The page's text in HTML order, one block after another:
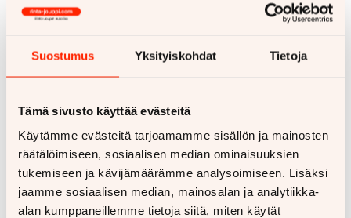
Suostumus Yksityiskohdat Tietoja
Tämä sivusto käyttää evästeitä
Käytämme evästeitä tarjoamamme sisällön ja mainosten
räätälöimiseen, sosiaalisen median ominaisuuksien
tukemiseen ja kävijämäärämme analysoimiseen. Lisäksi
jaamme sosiaalisen median, mainosalan ja analytiikka-
alan kumppaneillemme tietoja siitä, miten käytät
runsaasti pysäköintitilaa aivan liikkeen edessä.
minuutissa ja julkisillakaan ei varttia kauempaa
kestä.
Valikoimastamme löydät satoja tarkastettuja
henkilöautoja,moottoripyöriäsekäpakettiautojaeri
käyttötarpeisiin ja budjetteihin. Olitpa sitten
ensiauton etsijä, perhekoon kasvattaja tai tarvitse
työhösi luotettavaa työvälinettä, löydämme
yhdessä juuri sinulle sopivan ajoneuvon.